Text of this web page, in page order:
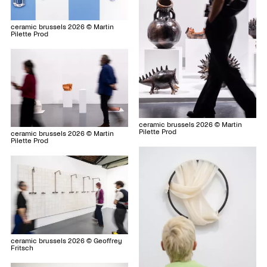
ceramic brussels 2026 © Martin
Pilette Prod
ceramic brussels 2026 © Martin
Pilette Prod
ceramic brussels 2026 © Martin
Pilette Prod
ceramic brussels 2026 © Geoffrey
Fritsch